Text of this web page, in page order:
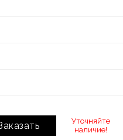
Уточняйте
наличие!